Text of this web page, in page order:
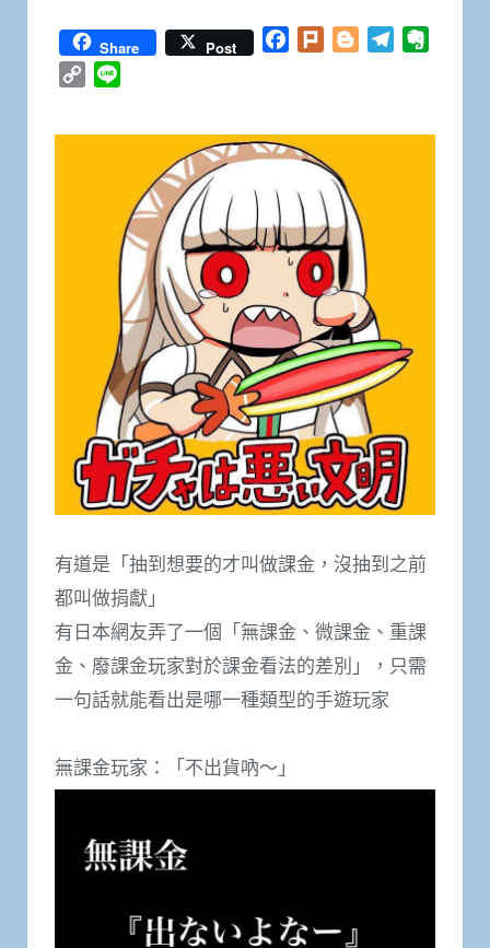
Share Post Facebook
Plurk BloggerTelegram
Copy
有道是「抽到想要的才叫做課金，沒抽到之前
都叫做捐獻」
有日本網友弄了一個「無課金、微課金、重課
金、廢課金玩家對於課金看法的差別」，只需
一句話就能看出是哪一種類型的手遊玩家
無課金玩家：「不出貨吶～」